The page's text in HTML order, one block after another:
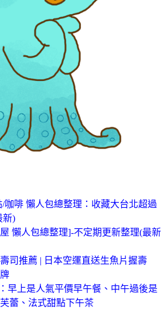
咖啡 懶人包總整理：收藏大台北超過
新)
懶人包總整理]-不定期更新整理(最新
司推薦 | 日本空運直送生魚片握壽
： 早上是人氣平價早午餐、中午過後是
蕾、法式甜點下午茶